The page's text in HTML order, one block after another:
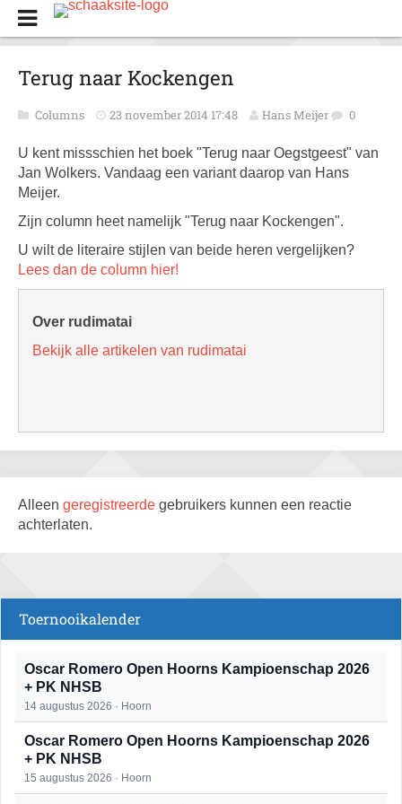
Terug naar Kockengen
Columns 23 november 2014 17:48 Hans Meijer 0
U kent missschien het boek "Terug naar Oegstgeest" van
Jan Wolkers. Vandaag een variant daarop van Hans
Meijer.
Zijn column heet namelijk "Terug naar Kockengen".
U wilt de literaire stijlen van beide heren vergelijken?
Lees dan de column hier!
Over rudimatai
Bekijk alle artikelen van rudimatai
Alleen geregistreerde gebruikers kunnen een reactie
achterlaten.
Toernooikalender
Oscar Romero Open Hoorns Kampioenschap 2026
+ PK NHSB
14 augustus 2026 · Hoorn
Oscar Romero Open Hoorns Kampioenschap 2026
+ PK NHSB
15 augustus 2026 · Hoorn